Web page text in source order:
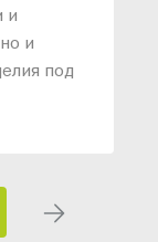
и
и
под